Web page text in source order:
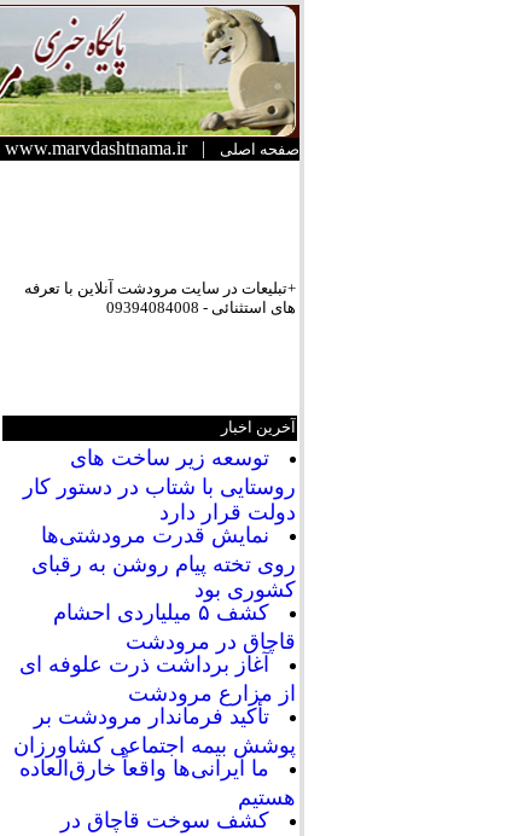
صفحه اصلی |
www.marvdashtnama.ir
+تبلیعات در سایت مرودشت آنلاین با تعرفه
های استثنائی - 09394084008
آخرین اخبار
توسعه زیر ساخت های
روستایی با شتاب در دستور کار
دولت قرار دارد
نمایش قدرت مرودشتی‌ها
روی تخته پیام روشن به رقبای
کشوری بود
کشف ۵ میلیاردی احشام
قاچاق در مرودشت
آغاز برداشت ذرت علوفه ای
از مزارع مرودشت
تأکید فرماندار مرودشت بر
پوشش بیمه اجتماعی کشاورزان
ما ایرانی‌ها واقعاً خارق‌العاده
هستیم
کشف سوخت قاچاق در